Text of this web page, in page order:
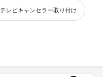
テレビキャンセラー取り付け